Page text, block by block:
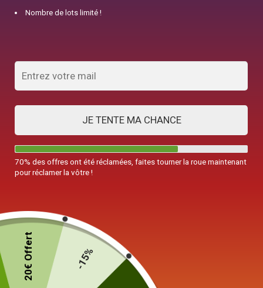
Nombre de lots limité !
JE TENTE MA CHANCE
70% des offres ont été réclamées, faites tourner la roue maintenant
pour réclamer la vôtre !
20€ Offert -15%